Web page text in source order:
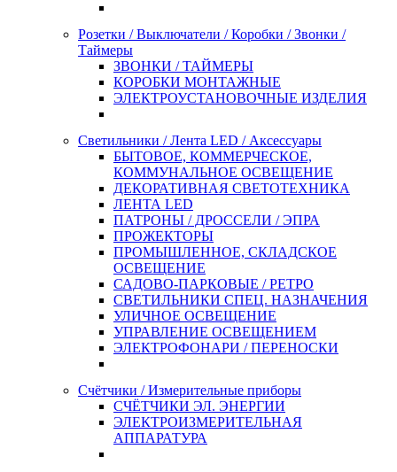
Розетки / Выключатели / Коробки / Звонки /
Таймеры
ЗВОНКИ / ТАЙМЕРЫ
КОРОБКИ МОНТАЖНЫЕ
ЭЛЕКТРОУСТАНОВОЧНЫЕ ИЗДЕЛИЯ
Светильники / Лента LED / Аксессуары
БЫТОВОЕ, КОММЕРЧЕСКОЕ,
КОММУНАЛЬНОЕ ОСВЕЩЕНИЕ
ДЕКОРАТИВНАЯ СВЕТОТЕХНИКА
ЛЕНТА LED
ПАТРОНЫ / ДРОССЕЛИ / ЭПРА
ПРОЖЕКТОРЫ
ПРОМЫШЛЕННОЕ, СКЛАДСКОЕ
ОСВЕЩЕНИЕ
САДОВО-ПАРКОВЫЕ / РЕТРО
СВЕТИЛЬНИКИ СПЕЦ. НАЗНАЧЕНИЯ
УЛИЧНОЕ ОСВЕЩЕНИЕ
УПРАВЛЕНИЕ ОСВЕЩЕНИЕМ
ЭЛЕКТРОФОНАРИ / ПЕРЕНОСКИ
Счётчики / Измерительные приборы
СЧЁТЧИКИ ЭЛ. ЭНЕРГИИ
ЭЛЕКТРОИЗМЕРИТЕЛЬНАЯ
АППАРАТУРА